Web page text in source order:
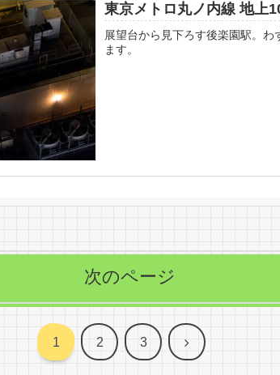
東京メトロ丸ノ内線 地上
展望台から見下ろす後楽園駅。わ
ます。
次のページ
1 2 3 次